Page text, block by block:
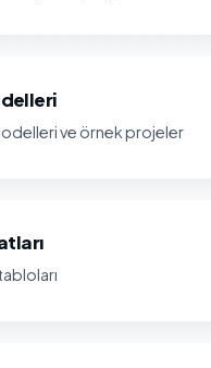
ve örnek projeler